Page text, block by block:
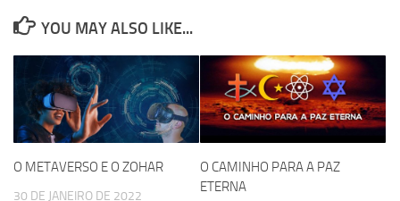
YOU MAY ALSO LIKE...
O METAVERSO E O ZOHAR
30 DE JANEIRO DE 2022
O CAMINHO PARA A PAZ
ETERNA